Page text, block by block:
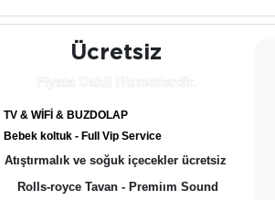
Ücretsiz
Fiyata Dahil Hizmetlerdir.
TV & WİFİ & BUZDOLAP
Bebek koltuk - Full Vip Service
Atıştırmalık ve soğuk içecekler ücretsiz
Rolls-royce Tavan - Premiım Sound